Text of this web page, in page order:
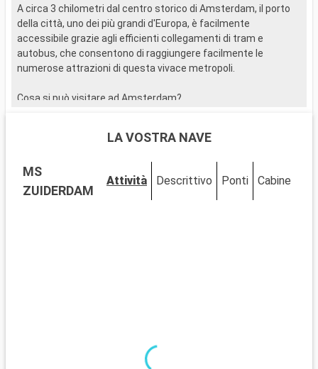
A circa 3 chilometri dal centro storico di Amsterdam, il porto
della città, uno dei più grandi d'Europa, è facilmente
accessibile grazie agli efficienti collegamenti di tram e
autobus, che consentono di raggiungere facilmente le
numerose attrazioni di questa vivace metropoli.
Cosa si può visitare ad Amsterdam?
lungo i canali vi permetterà di ammirare l'architettura unica
Cosa visitare nei dintorni
Vicino ad Amsterdam, scoprite luoghi come il villaggio di
LA VOSTRA NAVE
MS
ZUIDERDAM
Attività Descrittivo Ponti Cabine